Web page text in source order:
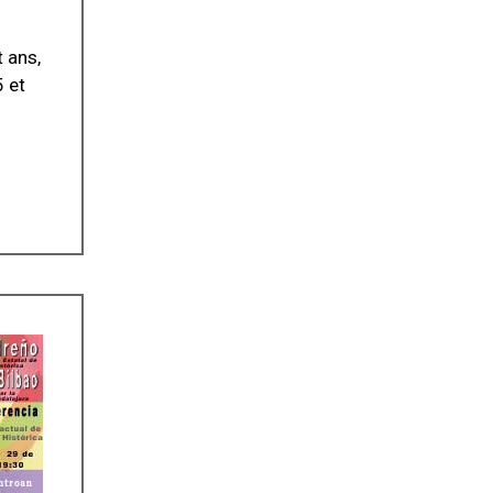
ans,
et